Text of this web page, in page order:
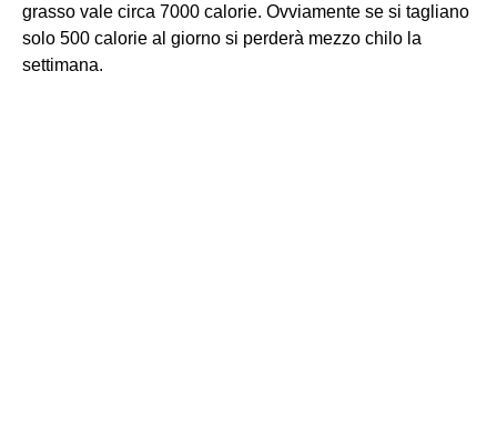
grasso vale circa 7000 calorie. Ovviamente se si tagliano
solo 500 calorie al giorno si perderà mezzo chilo la
settimana.